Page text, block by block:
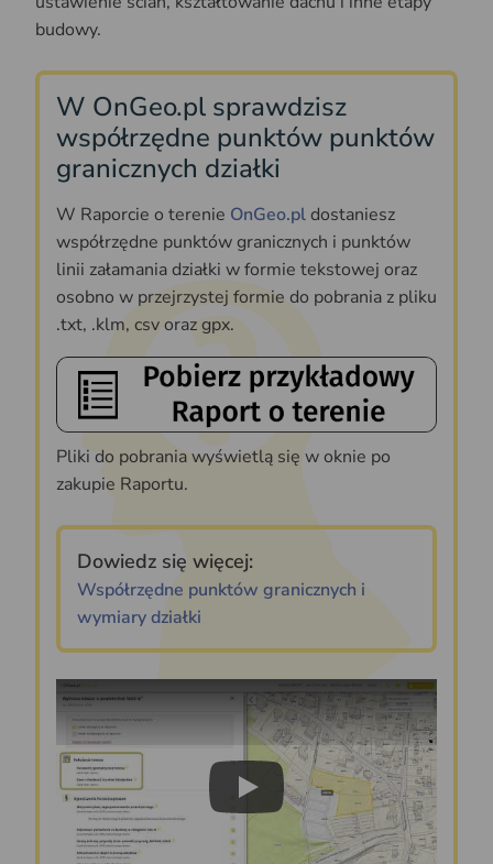
budowy.
W OnGeo.pl sprawdzisz
współrzędne punktów punktów
granicznych działki
W Raporcie o terenie OnGeo.pldostaniesz
współrzędne punktów granicznych i punktów
linii załamania działki w formie tekstowej oraz
osobno w przejrzystej formie do pobrania z pliku
.txt, .klm, csv oraz gpx.
Pliki do pobrania wyświetlą się w oknie po
zakupie Raportu.
Dowiedz się więcej:
Współrzędne punktów granicznych i
wymiary działki
Play